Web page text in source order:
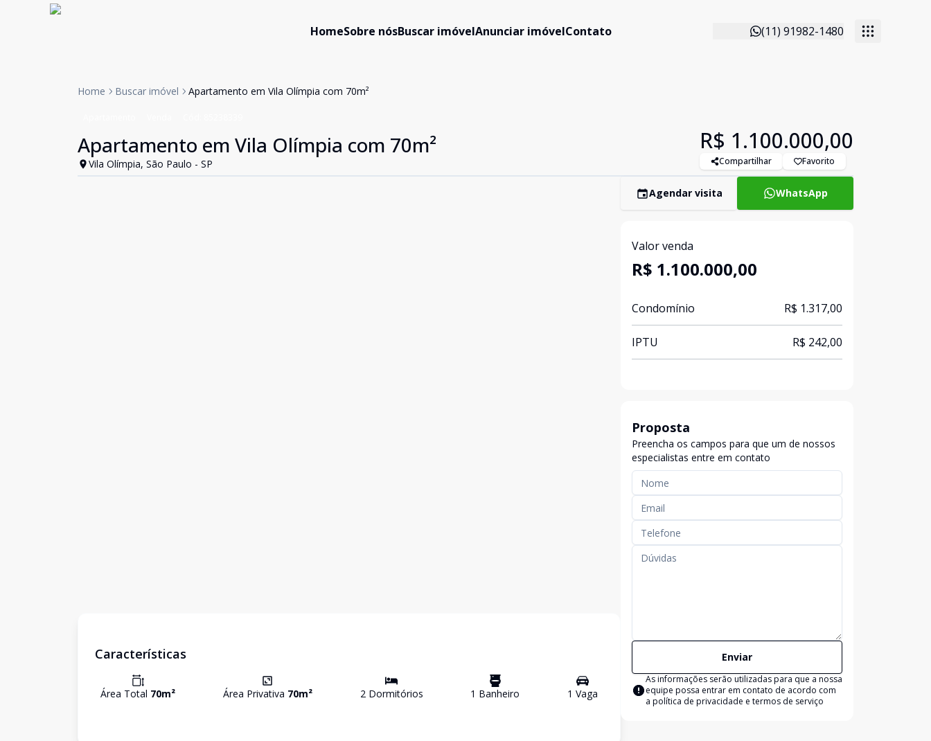
HomeSobre nósBuscar imóvelAnunciar imóvelContato (11) 91982-1480
Home Buscar imóvel Apartamento em Vila Olímpia com 70m²
Apartamento em Vila Olímpia com 70m²
Vila Olímpia, São Paulo - SP
R$ 1.100.000,00
Compartilhar Favorito
Características
Área Total 70m² Área Privativa 70m² 2Dormitórios 1 Banheiro 1 Vaga
Agendar visita WhatsApp
Valor venda
R$ 1.100.000,00
Condomínio R$ 1.317,00
IPTU R$ 242,00
Proposta
Preencha os campos para que um de nossos
especialistas entre em contato
Enviar
As informações serão utilizadas para que a nossa
equipe possa entrar em contato de acordo com
a política de privacidade e termos de serviço